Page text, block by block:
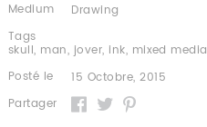
Medium
Drawing
Tags
skull, man, jover, ink, mixed media
Posté le
15 Octobre, 2015
Partager